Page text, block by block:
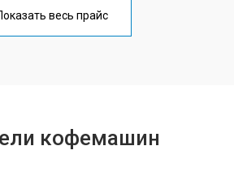
весь прайс
кофемашин